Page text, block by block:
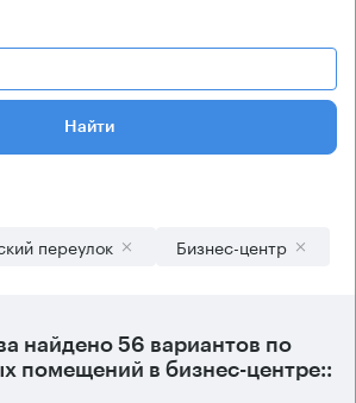
Найти
переулок Бизнес-центр
найдено 56 вариантов по
помещений в бизнес-центре::